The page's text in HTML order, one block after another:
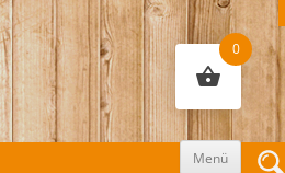
Menü
Zum
0